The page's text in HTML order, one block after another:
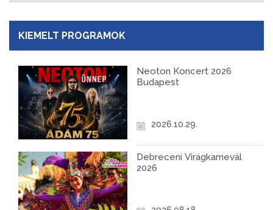
KIEMELT PROGRAMOK
Neoton Koncert 2026
Budapest
2026.10.29.
Debreceni Virágkarnevál
2026